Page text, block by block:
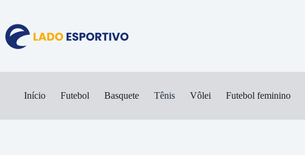
conteúdo
Início Futebol Basquete Tênis Vôlei Futebol feminino